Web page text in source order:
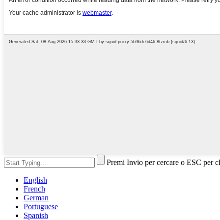
Premi Invio per cercare o ESC per
English
French
German
Portuguese
Spanish